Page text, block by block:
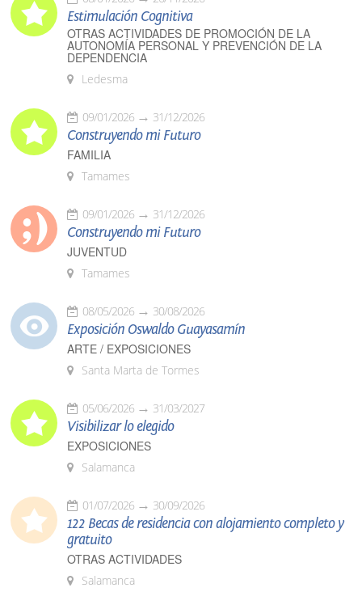
Estimulación Cognitiva
OTRAS ACTIVIDADES DE PROMOCIÓN DE LA
AUTONOMÍA PERSONAL Y PREVENCIÓN DE LA
DEPENDENCIA
Ledesma
09/01/2026 31/12/2026
Construyendo mi Futuro
FAMILIA
Tamames
09/01/2026 31/12/2026
Construyendo mi Futuro
JUVENTUD
Tamames
08/05/2026 30/08/2026
Exposición Oswaldo Guayasamín
ARTE / EXPOSICIONES
Santa Marta de Tormes
05/06/2026 31/03/2027
Visibilizar lo elegido
EXPOSICIONES
Salamanca
01/07/2026 30/09/2026
122 Becas de residencia con alojamiento completo y
gratuito
OTRAS ACTIVIDADES
Salamanca